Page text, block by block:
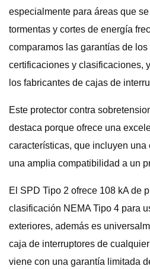
especialmente para áreas que
tormentas y cortes de energía
comparamos las garantías de
certificaciones y clasificaciones,
los fabricantes de cajas de
Este protector contra
destaca porque ofrece una
características, que incluyen una
una amplia compatibilidad a un
El SPD Tipo 2 ofrece 108 kA de
clasificación NEMA Tipo 4 para
exteriores, además es
caja de interruptores de
viene con una garantía limitada